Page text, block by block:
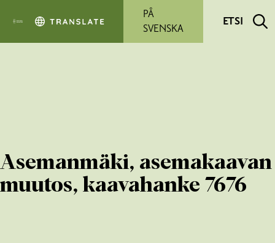
PÅ
SVENSKA
ETSI
Asemanmäki, asemakaavan
muutos, kaavahanke 7676